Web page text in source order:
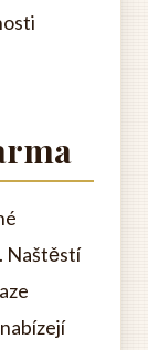
Naštěstí